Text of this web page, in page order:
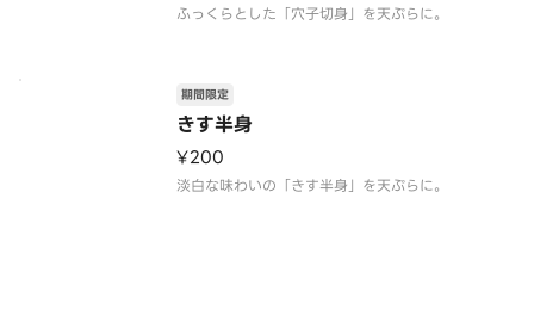
ふっくらとした「穴子切身」を天ぷらに。
きす半身
期間限定
¥200
淡白な味わいの「きす半身」を天ぷらに。